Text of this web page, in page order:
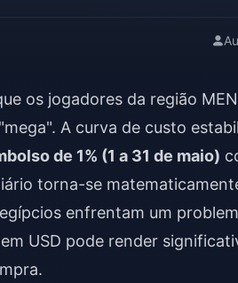
os jogadores da região
A curva de custo
de 1% (1 a 31 de maio)
torna-se
enfrentam um
USD pode render